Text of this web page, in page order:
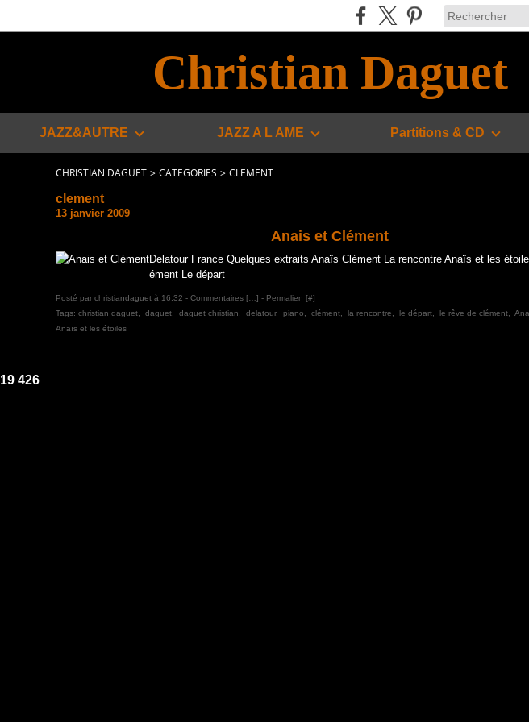
Christian Daguet
JAZZ&AUTRE JAZZ A L AME Partitions & CD
19 426
CHRISTIAN DAGUET > CATEGORIES > CLEMENT
clement
13 janvier 2009
Anais et Clément
Delatour France Quelques extraits Anaïs Clément La rencontre Anaïs et les
ément Le départ
Posté par christiandaguet à 16:32 - Commentaires [ ] - Permalien [#]
Tags: christian daguet daguet daguet christian delatour, piano clément la rencontre le départ le rêve de clément
Anaïs et les étoiles